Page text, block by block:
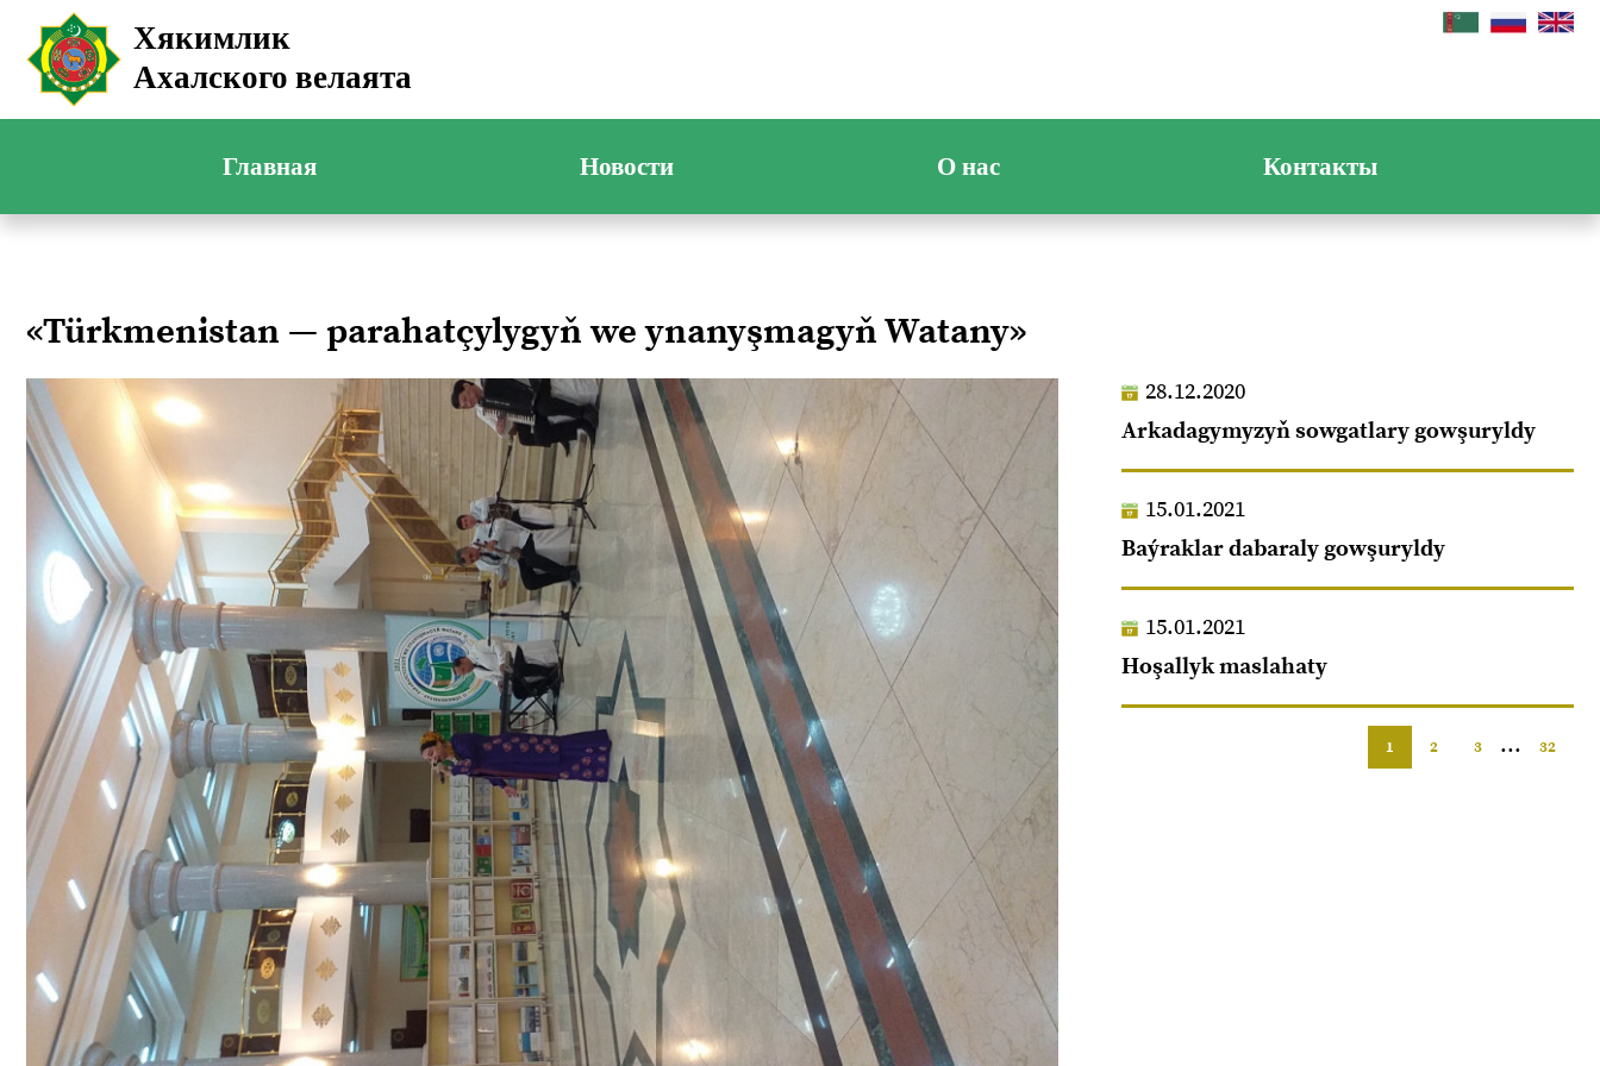
Хякимлик
Ахалского велаята
Главная Новости О нас Контакты
«Türkmenistan — parahatçylygyň we ynanyşmagyň Watany»
28.12.2020
Arkadagymyzyň sowgatlary gowşuryldy
15.01.2021
Baýraklar dabaraly gowşuryldy
15.01.2021
Hoşallyk maslahaty
1 2 3 ... 32